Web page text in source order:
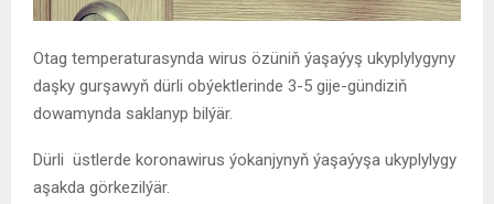
Otag temperaturasynda wirus özüniň ýaşaýyş ukyplylygyny
daşky gurşawyň dürli obýektlerinde 3-5 gije-gündiziň
dowamynda saklanyp bilýär.
Dürli üstlerde koronawirus ýokanjynyň ýaşaýyşa ukyplylygy
aşakda görkezilýär.